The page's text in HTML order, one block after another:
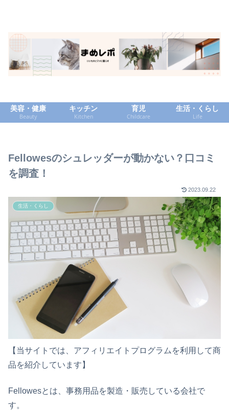
美容・健康
Beauty
キッチン
Kitchen
育児
Childcare
生活・くらし
Life
Fellowesのシュレッダーが動かない？口コミ
を調査！
2023.09.22
生活・くらし
【当サイトでは、アフィリエイトプログラムを利用して商
品を紹介しています】
Fellowesとは、事務用品を製造・販売している会社で
す。